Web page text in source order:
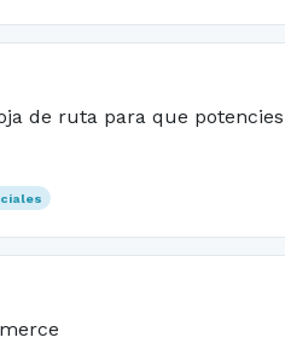
de ruta para que